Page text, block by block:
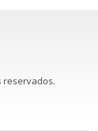
reservados.